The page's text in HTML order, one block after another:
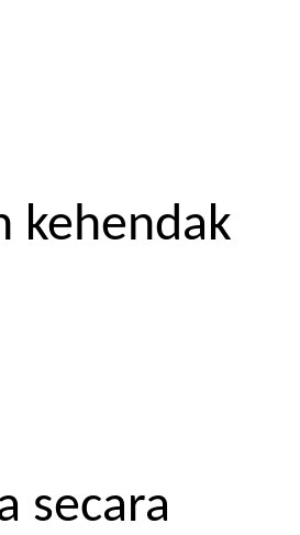
kehendak
secara